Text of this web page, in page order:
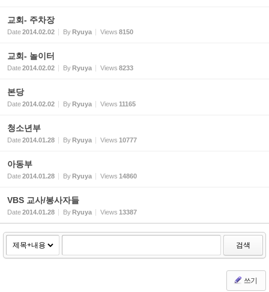
교회- 주차장
Date2014.02.02 ByRyuya Views 8150
교회- 놀이터
Date2014.02.02 ByRyuya Views 8233
본당
Date2014.02.02 ByRyuya Views 11165
청소년부
Date2014.01.28 ByRyuya Views 10777
아동부
Date2014.01.28 ByRyuya Views 14860
VBS 교사/봉사자들
Date2014.01.28 ByRyuya Views 13387
검색
쓰기